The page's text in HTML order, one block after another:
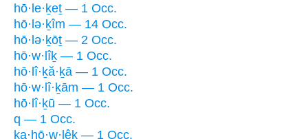
hō·le·ḵeṯ — 1 Occ.
hō·lə·ḵîm — 14 Occ.
hō·lə·ḵōṯ — 2 Occ.
hō·w·lîḵ — 1 Occ.
hō·lî·ḵă·ḵā — 1 Occ.
hō·w·lî·ḵām — 1 Occ.
hō·lî·ḵū — 1 Occ.
q — 1 Occ.
ka·hō·w·lêḵ — 1 Occ.